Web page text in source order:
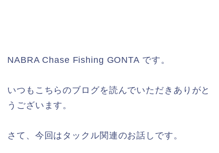
NABRA Chase Fishing GONTA です。
いつもこちらのブログを読んでいただきありがと
うございます。
さて、今回はタックル関連のお話しです。